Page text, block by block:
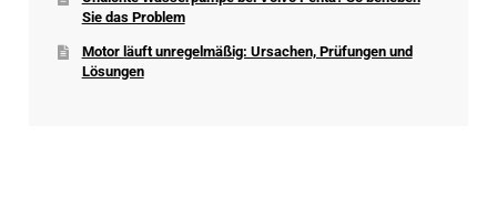
Sie das Problem
Motor läuft unregelmäßig: Ursachen, Prüfungen und
Lösungen